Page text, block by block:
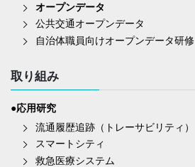
オープンデータ
公共交通オープンデータ
自治体職員向けオープンデータ研修
取り組み
●応用研究
流通履歴追跡（トレーサビリティ）
スマートシティ
救急医療システム